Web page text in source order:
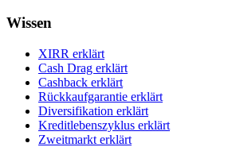
Wissen
XIRR erklärt
Cash Drag erklärt
Cashback erklärt
Rückkaufgarantie erklärt
Diversifikation erklärt
Kreditlebenszyklus erklärt
Zweitmarkt erklärt